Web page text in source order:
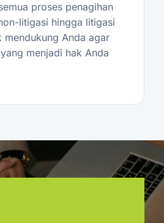
proses penagihan
litigasi hingga litigasi
mendukung Anda agar
menjadi hak Anda